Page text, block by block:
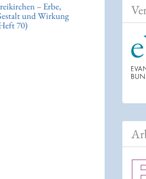
– Erbe,
und Wirkung
70)